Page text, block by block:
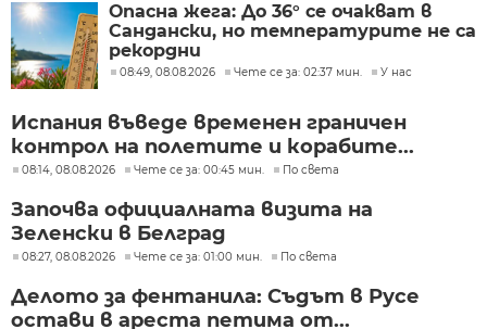
Опасна жега: До 36° се очакват в
Сандански, но температурите не са
рекордни
08:49, 08.08.2026 Чете се за: 02:37 мин. У нас
Испания въведе временен граничен
контрол на полетите и корабите...
08:14, 08.08.2026 Чете се за: 00:45 мин. По света
Започва официалната визита на
Зеленски в Белград
08:27, 08.08.2026 Чете се за: 01:00 мин. По света
Делото за фентанила: Съдът в Русе
остави в ареста петима от...